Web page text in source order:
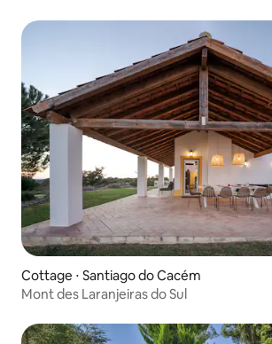
Cottage ⋅ Santiago do Cacém
Mont des Laranjeiras do Sul